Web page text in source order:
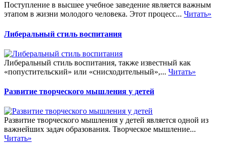
Поступление в высшее учебное заведение является важным
этапом в жизни молодого человека. Этот процесс... Читать»
Либеральный стиль воспитания
Либеральный стиль воспитания, также известный как
«попустительский» или «снисходительный»,... Читать»
Развитие творческого мышления у детей
Развитие творческого мышления у детей является одной из
важнейших задач образования. Творческое мышление...
Читать»